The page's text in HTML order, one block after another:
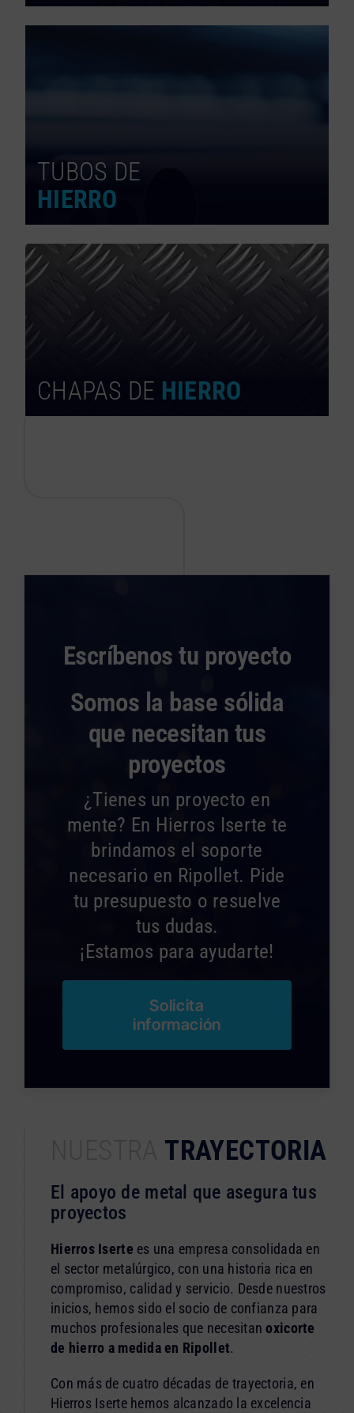
TUBOS DE
HIERRO
CHAPAS DE HIERRO
Escríbenos tu proyecto
Somos la base sólida
que necesitan tus
proyectos
¿Tienes un proyecto en
mente? En Hierros Iserte te
brindamos el soporte
necesario en Ripollet. Pide
tu presupuesto o resuelve
tus dudas.
¡Estamos para ayudarte!
Solicita
información
TRAYECTORIA
El apoyo de metal que asegura tus
proyectos
Hierros Iserte es una empresa consolidada en
el sector metalúrgico, con una historia rica en
compromiso, calidad y servicio. Desde nuestros
inicios, hemos sido el socio de confianza para
muchos profesionales que necesitanoxicorte
de hierro a medida en Ripollet.
Con más de cuatro décadas de trayectoria, en
Hierros Iserte hemos alcanzado la excelencia